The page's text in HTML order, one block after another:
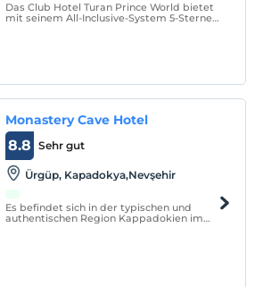
Das Club Hotel Turan Prince World bietet
mit seinem All-Inclusive-System 5-Sterne-
Monastery Cave Hotel
Sehr gut
8.8
Ürgüp, Kapadokya,Nevşehir
Es befindet sich in der typischen und
authentischen Region Kappadokien im